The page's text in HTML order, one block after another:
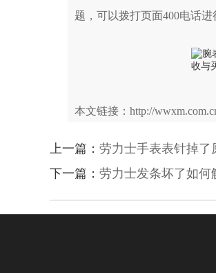
题，可以拨打页面400电话
本文链接：http://
上一篇： 劳力士手表表针掉了
下一篇： 劳力士发条坏了如何